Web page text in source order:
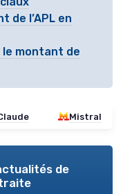
de l’APL en
montant de
Mistral
de